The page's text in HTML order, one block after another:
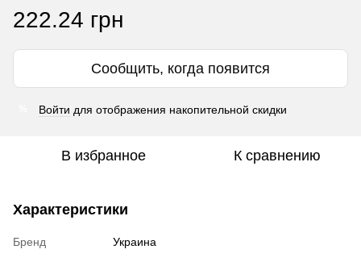
222.24 грн
Сообщить, когда появится
Войти для отображения накопительной скидки
В избранное К сравнению
Характеристики
Бренд Украина